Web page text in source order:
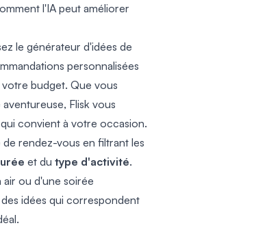
l'IA peut améliorer
le générateur d'idées de
personnalisées
budget. Que vous
Flisk vous
convient à votre occasion.
rendez-vous en filtrant les
et du type d'activité.
ou d'une soirée
idées qui correspondent